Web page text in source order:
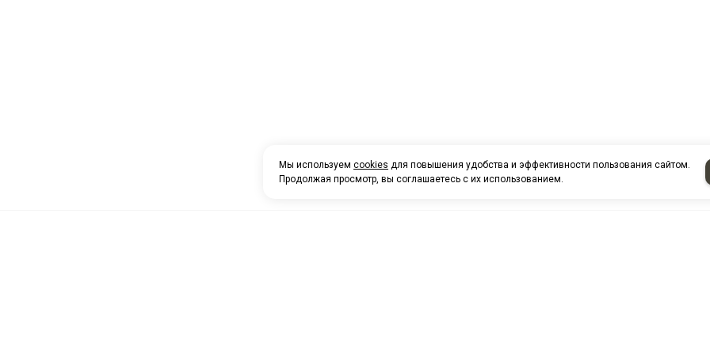
Мы используем cookies для повышения удобства и эффективности пользования сайтом.
Продолжая просмотр, вы соглашаетесь с их использованием.